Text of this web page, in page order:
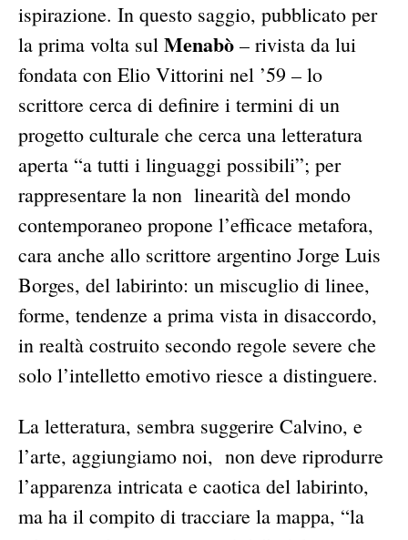
ispirazione. In questo saggio, pubblicato per
la prima volta sul Menabò – rivista da lui
fondata con Elio Vittorini nel ’59 – lo
scrittore cerca di definire i termini di un
progetto culturale che cerca una letteratu­ra
aperta “a tutti i linguaggi possibili”; per
rappresentare la non linearità del mondo
contemporaneo propone l’efficace metafora,
cara anche allo scrittore argentino Jorge Luis
Borges, del labi­rinto: un miscuglio di linee,
forme, tendenze a prima vista in disaccordo,
in realtà costruito se­condo regole severe che
solo l’intelletto emotivo riesce a distinguere.
La letteratura, sembra suggerire Calvino, e
l’arte, aggiungiamo noi, non deve riprodurre
l’apparenza intricata e caotica del labirinto,
ma ha il compito di tracciare la mappa, “la